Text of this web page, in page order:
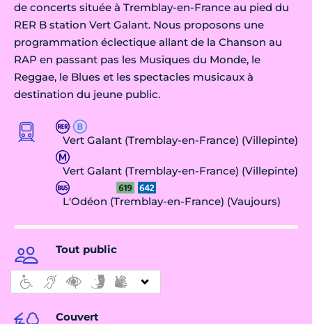
de concerts située à Tremblay-en-France au pied du
RER B station Vert Galant. Nous proposons une
programmation éclectique allant de la Chanson au
RAP en passant pas les Musiques du Monde, le
Reggae, le Blues et les spectacles musicaux à
destination du jeune public.
Vert Galant (Tremblay-en-France) (Villepinte)
Vert Galant (Tremblay-en-France) (Villepinte)
L'Odéon (Tremblay-en-France) (Vaujours)
Tout public
Couvert